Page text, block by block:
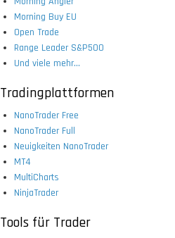
Morning Buy EU
Open Trade
Range Leader S&P500
Und viele mehr...
Tradingplattformen
NanoTrader Free
NanoTrader Full
Neuigkeiten NanoTrader
MT4
MultiCharts
NinjaTrader
Tools für Trader